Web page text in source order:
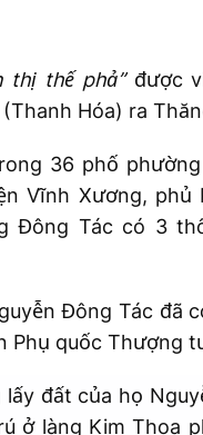
thị thế phả” được
Hóa) ra
36 phố
Vĩnh Xương,
Đông Tác có 3
Đông Tác đã
Phụ quốc Thượng
đất của họ
ở làng Kim Thoa